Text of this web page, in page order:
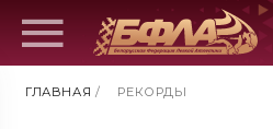
ГЛАВНАЯ / РЕКОРДЫ